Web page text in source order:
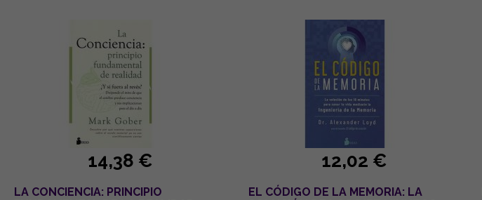
14,38 €
LA CONCIENCIA: PRINCIPIO
12,02 €
EL CÓDIGO DE LA MEMORIA: LA